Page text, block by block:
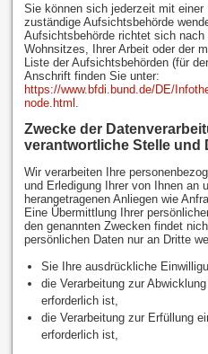
Sie können sich jederzeit mit
zuständige Aufsichtsbehörde
Aufsichtsbehörde richtet sich nach
Wohnsitzes, Ihrer Arbeit oder der
Liste der Aufsichtsbehörden (für
Anschrift finden Sie unter:
https://www.bfdi.bund.de/DE/
node.html
Zwecke der
verantwortliche Stelle und
Wir verarbeiten Ihre
und Erledigung Ihrer von Ihnen an
herangetragenen Anliegen wie
Eine Übermittlung Ihrer
den genannten Zwecken findet
persönlichen Daten nur an Dritte
Sie Ihre ausdrückliche
die Verarbeitung zur
erforderlich ist,
die Verarbeitung zur Erfüllung
erforderlich ist,